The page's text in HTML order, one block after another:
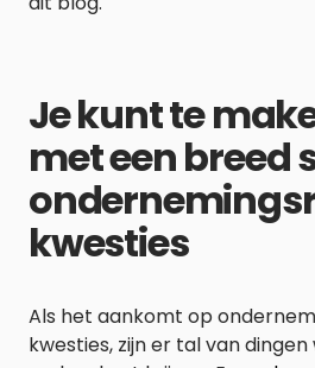
Je kunt te
met een breed
kwesties
Als het aankomt op
kwesties, zijn er tal van